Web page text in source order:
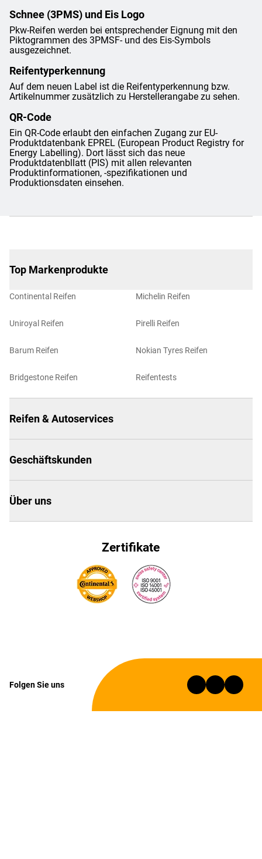
Schnee (3PMS) und Eis Logo
Pkw-Reifen werden bei entsprechender Eignung mit den
Piktogrammen des 3PMSF- und des Eis-Symbols
ausgezeichnet.
Reifentyperkennung
Auf dem neuen Label ist die Reifentyperkennung bzw.
Artikelnummer zusätzlich zu Herstellerangabe zu sehen.
QR-Code
Ein QR-Code erlaubt den einfachen Zugang zur EU-
Produktdatenbank EPREL (European Product Registry for
Energy Labelling). Dort lässt sich das neue
Produktdatenbllatt (PIS) mit allen relevanten
Produktinformationen, -spezifikationen und
Produktionsdaten einsehen.
Top Markenprodukte
Continental Reifen
Uniroyal Reifen
Barum Reifen
Bridgestone Reifen
Michelin Reifen
Pirelli Reifen
Nokian Tyres Reifen
Reifentests
Reifen & Autoservices
Geschäftskunden
Über uns
Zertifikate
Folgen Sie uns